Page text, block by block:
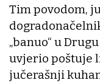
Tim povodom,
„banuo“ u
uvjerio poštuje
jučerašnji